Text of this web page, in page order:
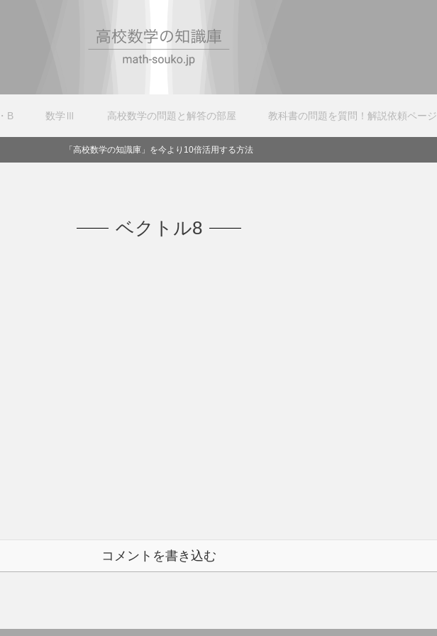
B 数学Ⅲ 高校数学の問題と解答の部屋 教科書の問題を質問！解説依頼ページ
「高校数学の知識庫」を今より10倍活用する方法
ベクトル8
コメントを書き込む